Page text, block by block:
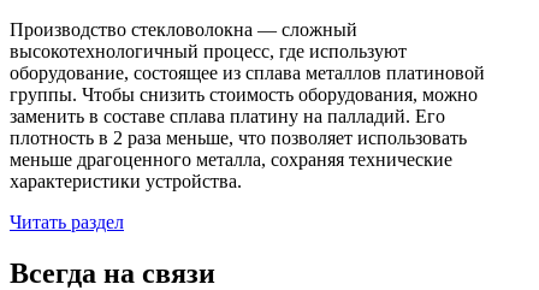
Производство стекловолокна — сложный
высокотехнологичный процесс, где используют
оборудование, состоящее из сплава металлов платиновой
группы. Чтобы снизить стоимость оборудования, можно
заменить в составе сплава платину на палладий. Его
плотность в 2 раза меньше, что позволяет использовать
меньше драгоценного металла, сохраняя технические
характеристики устройства.
Читать раздел
Всегда на связи